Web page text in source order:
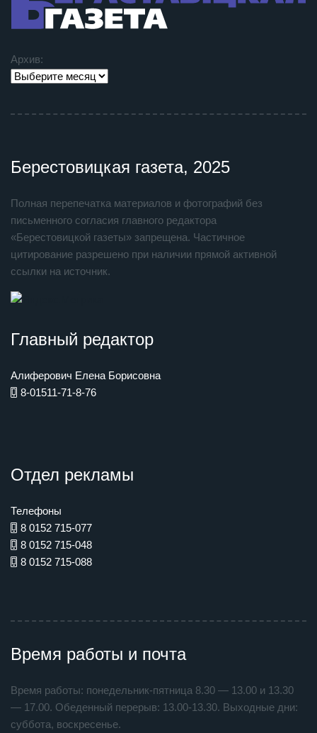
Архив:
Берестовицкая газета, 2025
Полная перепечатка материалов и фотографий без
письменного согласия главного редактора
«Берестовицкой газеты» запрещена. Частичное
цитирование разрешено при наличии прямой активной
ссылки на источник.
Главный редактор
Алиферович Елена Борисовна
8-01511-71-8-76
Отдел рекламы
Телефоны
8 0152 715-077
8 0152 715-048
8 0152 715-088
Время работы и почта
Время работы: понедельник-пятница 8.30 — 13.00 и 13.30
— 17.00. Обеденный перерыв: 13.00-13.30. Выходные дни:
суббота, воскресенье.